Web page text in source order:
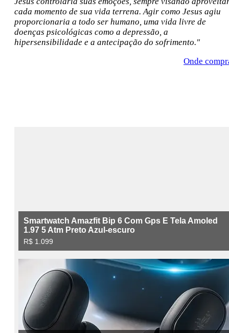
cada momento de sua vida terrena. Agir como Jesus agiu
proporcionaria a todo ser humano, uma vida livre de
doenças psicológicas como a depressão, a
hipersensibilidade e a antecipação do sofrimento."
Onde